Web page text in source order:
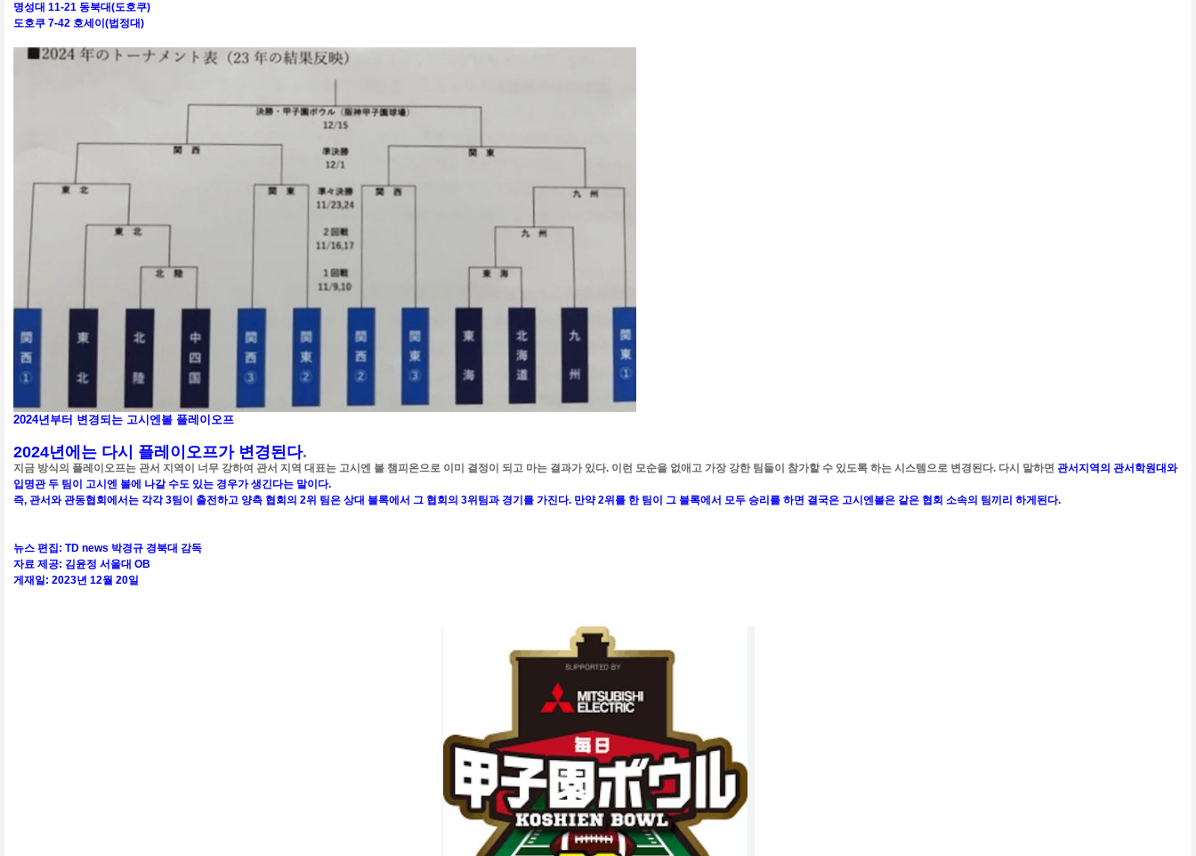
명성대 11-21 동북대(도호쿠)
도호쿠 7-42 호세이(법정대)
2024년부터 변경되는 고시엔볼 풀레이오프
2024년에는 다시 플레이오프가 변경된다.
지금 방식의 플레이오프는 관서 지역이 너무 강하여 관서 지역 대표는 고시엔 볼 챔피온으로 이미 결정이 되고 마는 결과가 있다. 이런 모순을 없애고 가장 강한 팀들이 참가할 수 있도록 하는 시스템으로 변경된다. 다시 말하면 관서지역의 관서학원대와
입명관 두 팀이 고시엔 볼에 나갈 수도 있는 경우가 생긴다는 말이다.
즉, 관서와 관동협회에서는 각각 3팀이 출전하고 양측 협회의 2위 팀은 상대 불록에서 그 협회의 3위팀과 경기를 가진다. 만약 2위를 한 팀이 그 불록에서 모두 승리를 하면 결국은 고시엔볼은 같은 협회 소속의 팀끼리 하게된다.
뉴스 편집: TD news 박경규 경북대 감독
자료 제공: 김윤정 서울대 OB
게재일: 2023년 12월 20일